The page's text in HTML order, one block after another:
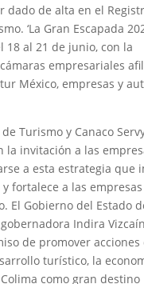
dado de alta en el
‘La Gran Escapada
18 al 21 de junio, con la
empresariales
México, empresas y
Turismo y Canaco
la invitación a las
a esta estrategia que
fortalece a las
El Gobierno del Estado
Indira
de promover acciones
turístico, la
como gran destino